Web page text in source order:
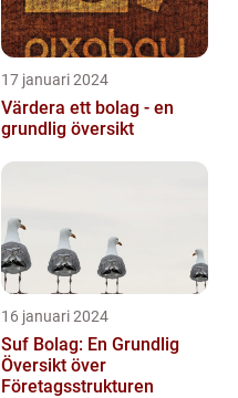
17 januari 2024
Värdera ett bolag - en
grundlig översikt
16 januari 2024
Suf Bolag: En Grundlig
Översikt över
Företagsstrukturen